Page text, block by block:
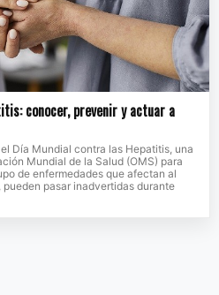
conocer, prevenir y actuar a
Día Mundial contra las Hepatitis, una
Mundial de la Salud (OMS) para
de enfermedades que afectan al
pasar inadvertidas durante